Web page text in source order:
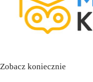
Zobacz koniecznie